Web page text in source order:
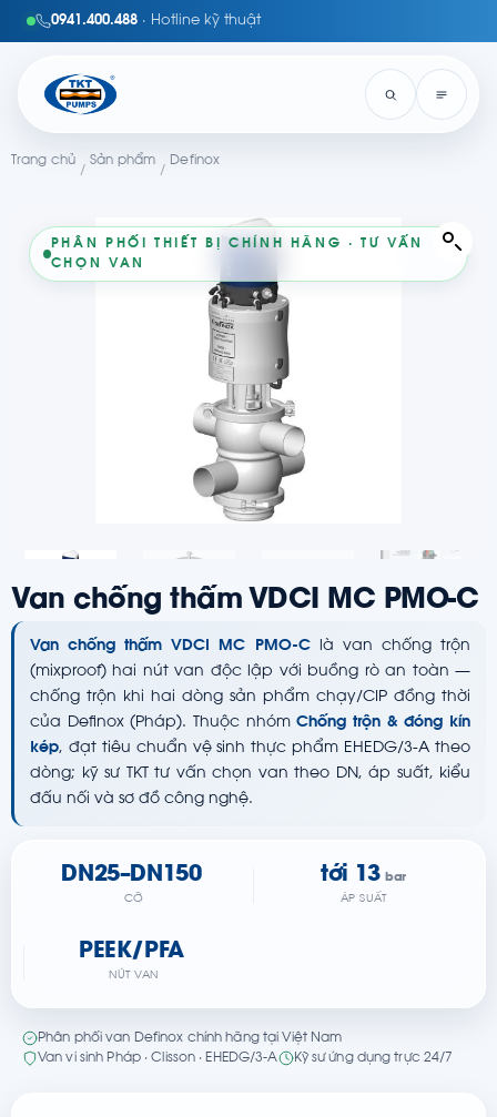
0941.400.488 · Hotline kỹ thuật
Trang chủ
/
Sản phẩm
/
Definox
PHÂN PHỐI THIẾT BỊ CHÍNH HÃNG · TƯ VẤN
CHỌN VAN
Van chống thấm VDCI MC PMO-C
Van chống thấm VDCI MC PMO-Clà van chống trộn
(mixproof) hai nút van độc lập với buồng rò an toàn —
chống trộn khi hai dòng sản phẩm chạy/CIP đồng thời
của Definox (Pháp). Thuộc nhómChống trộn & đóng kín
kép, đạt tiêu chuẩn vệ sinh thực phẩm EHEDG/3-A theo
dòng; kỹ sư TKT tư vấn chọn van theo DN, áp suất, kiểu
đấu nối và sơ đồ công nghệ.
DN25–DN150
CỠ
tới 13 bar
ÁP SUẤT
PEEK/PFA
NÚT VAN
Phân phối van Definox chính hãng tại Việt Nam
Van vi sinh Pháp · Clisson · EHEDG/3-A
Kỹ sư ứng dụng trực 24/7